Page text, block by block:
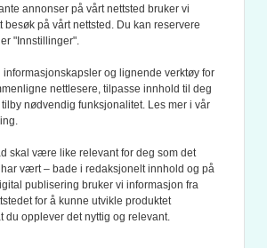
POLICY
MEDLEM AV FAGPRESSEN OG
annonser på vårt nettsted bruker vi
besøk på vårt nettsted. Du kan reservere
"Innstillinger".
informasjonskapsler og lignende verktøy for
nettlesere, tilpasse innhold til deg
nødvendig funksjonalitet. Les mer i vår
skal være like relevant for deg som det
vært – bade i redaksjonelt innhold og på
publisering bruker vi informasjon fra
for å kunne utvikle produktet
du opplever det nyttig og relevant.